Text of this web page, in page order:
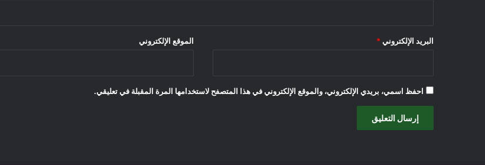
البريد الإلكتروني * الموقع الإلكتروني
احفظ اسمي، بريدي الإلكتروني، والموقع الإلكتروني في هذا المتصفح لاستخدامها المرة المقبلة في تعليقي.